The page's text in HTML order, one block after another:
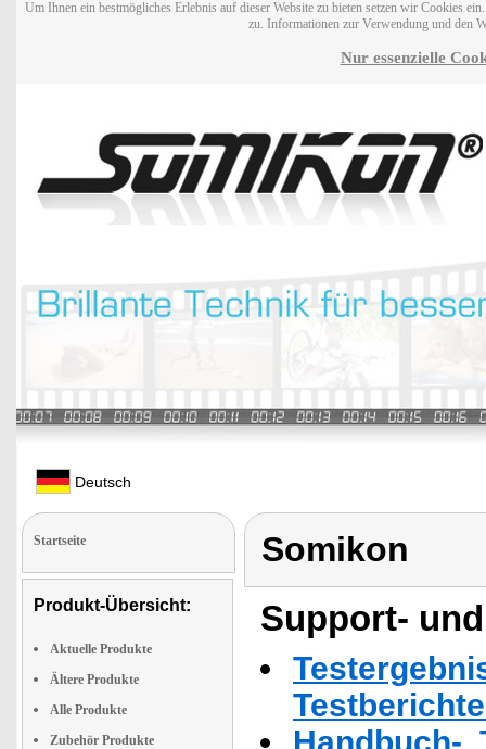
Um Ihnen ein bestmögliches Erlebnis auf dieser Website zu bieten setzen wir Cookies
zu. Informationen zur Verwendung und den
Nur essenzielle
Deutsch
Startseite
Produkt-Übersicht:
Aktuelle Produkte
Ältere Produkte
Alle Produkte
Zubehör Produkte
Somikon
Support-